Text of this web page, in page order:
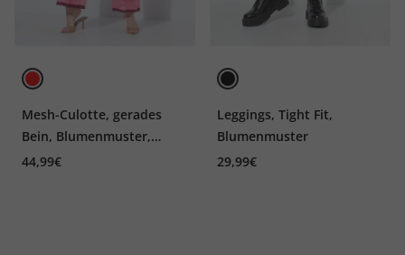
Mesh-Culotte, gerades
Bein, Blumenmuster,
Elastikbund
44,99€
Leggings, Tight Fit,
Blumenmuster
29,99€